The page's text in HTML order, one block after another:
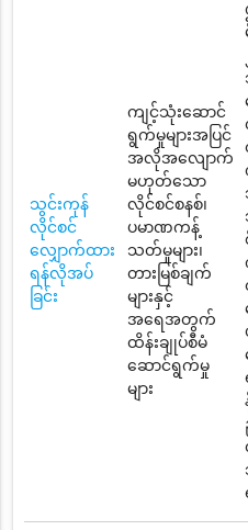
သွင်းကုန်
လိုင်စင်
လျှောက်ထား
ရန်လိုအပ်
ခြင်း
ကျင့်သုံးဆောင်
ရွက်မှုများအပြင်
အလိုအလျောက်
မဟုတ်သော
လိုင်စင်စနစ်၊
ပမာဏကန့်
သတ်မှုများ၊
တားမြစ်ချက်
များနှင့်
အရေအတွက်
ထိန်းချုပ်စီမံ
ဆောင်ရွက်မှု
များ